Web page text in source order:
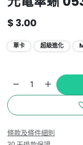
$ 3.00
單卡 超級進化
條款及條件細則